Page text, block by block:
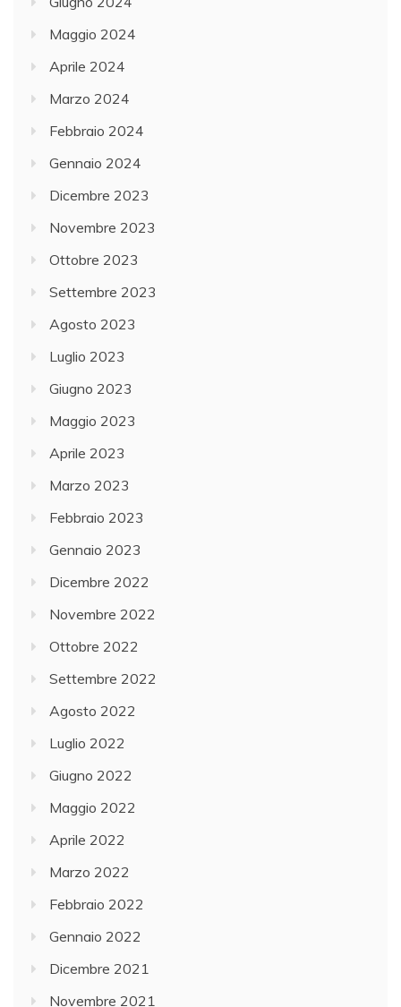
Maggio 2024
Aprile 2024
Marzo 2024
Febbraio 2024
Gennaio 2024
Dicembre 2023
Novembre 2023
Ottobre 2023
Settembre 2023
Agosto 2023
Luglio 2023
Giugno 2023
Maggio 2023
Aprile 2023
Marzo 2023
Febbraio 2023
Gennaio 2023
Dicembre 2022
Novembre 2022
Ottobre 2022
Settembre 2022
Agosto 2022
Luglio 2022
Giugno 2022
Maggio 2022
Aprile 2022
Marzo 2022
Febbraio 2022
Gennaio 2022
Dicembre 2021
Novembre 2021